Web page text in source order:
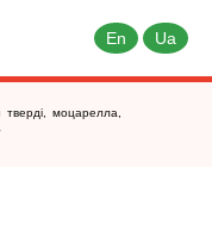
En Ua
тверді, моцарелла,